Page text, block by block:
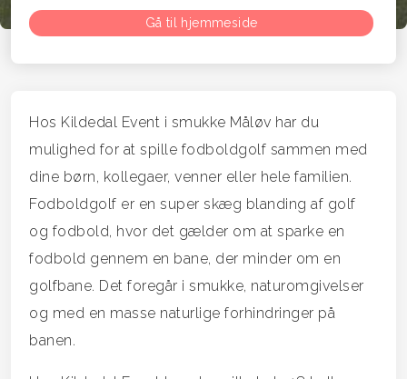
Gå til hjemmeside
Hos Kildedal Event i smukke Måløv har du
mulighed for at spille fodboldgolf sammen med
dine børn, kollegaer, venner eller hele familien.
Fodboldgolf er en super skæg blanding af golf
og fodbold, hvor det gælder om at sparke en
fodbold gennem en bane, der minder om en
golfbane. Det foregår i smukke, naturomgivelser
og med en masse naturlige forhindringer på
banen.